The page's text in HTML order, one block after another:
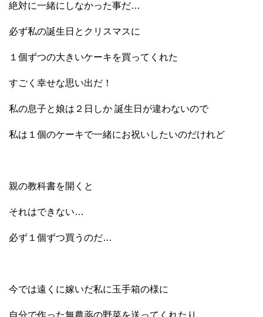
絶対に一緒にしなかった事だ…
必ず私の誕生日とクリスマスに
１個ずつの大きいケーキを買ってくれた
すごく幸せな思い出だ！
私の息子と娘は２日しか 誕生日が違わないので
私は１個のケーキで一緒にお祝いしたいのだけれど
親の教科書を開くと
それはできない…
必ず１個ずつ買うのだ…
今では遠くに嫁いだ私に玉手箱の様に